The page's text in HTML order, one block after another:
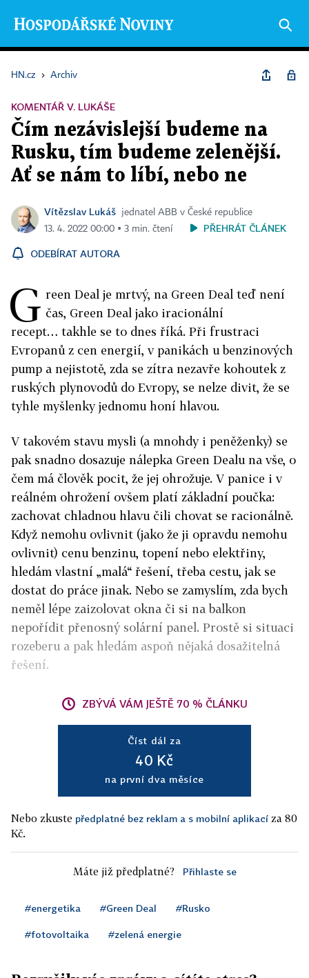
HN.cz › Archiv
KOMENTÁŘ V. LUKÁŠE
Čím nezávislejší budeme na
Rusku, tím budeme zelenější.
Ať se nám to líbí, nebo ne
Vítězslav Lukáš
jednatel ABB v České republice
13. 4. 2022 00:00 ▪ 3 min. čtení
PŘEHRÁT ČLÁNEK
ODEBÍRAT AUTORA
G reen Deal je mrtvý, na Green Deal teď není
čas, Green Deal jako iracionální
recept… takhle se to dnes říká. Při frustraci
Evropanů z cen energií, v panikách u benzinových
pump a nejistotě, zda se zítra nezavře kohoutek z
ruských plynovodů do Evropy, se nelze divit, že se
tyhle myšlenky jednomu honí hlavou.
V takovém stavu mysli (a mnohdy i peněženky) se
pak snadno dosazuje nálepka Green Dealu na vše, o
čem má člověk pocit, že jej ohrožuje. V panice i v
reálném ohrožení ovšem platí základní poučka:
zachovat chladnou hlavu čili chovat se racionálně.
Když nemohu ovlivnit (jako že ji opravdu nemohu
ovlivnit) cenu benzinu, topení nebo elektřiny,
hledám vlastní „malá“ řešení, třeba cestu, jak se
dostat do práce jinak. Nebo se zamyslím, zda bych
neměl lépe zaizolovat okna či si na balkon
nepořídit přenosný solární panel. Prostě si situaci
rozeberu a pak hledám aspoň nějaká dosažitelná
řešení.
ZBÝVÁ VÁM JEŠTĚ 70 % ČLÁNKU
Číst dál za
40 Kč
na první dva měsíce
Nebo zkuste předplatné bez reklam a s mobilní aplikací za 80
Kč.
Máte již předplatné? Přihlaste se
#energetika #Green Deal #Rusko
#fotovoltaika #zelená energie